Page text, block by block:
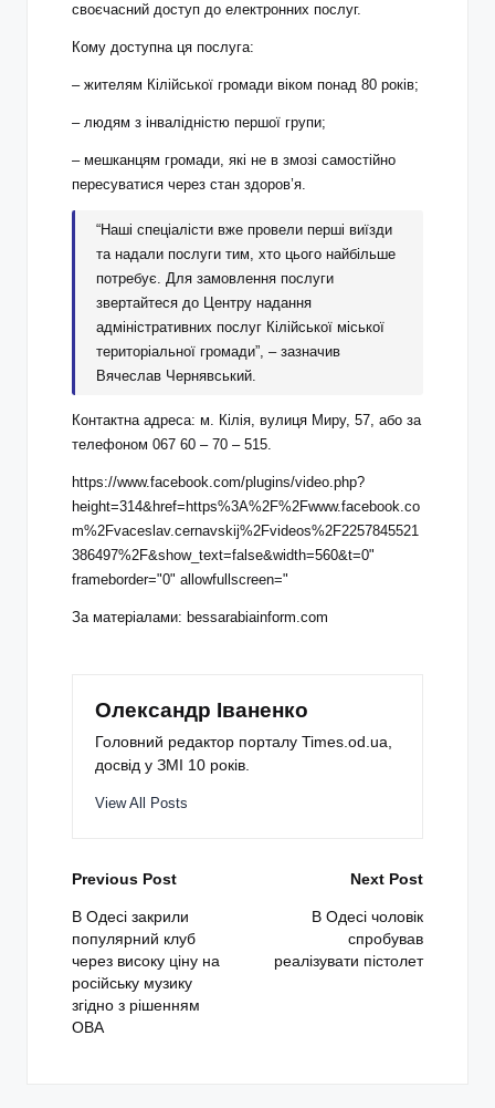
своєчасний доступ до електронних послуг.
Кому доступна ця послуга:
– жителям Кілійської громади віком понад 80 років;
– людям з інвалідністю першої групи;
– мешканцям громади, які не в змозі самостійно
пересуватися через стан здоров’я.
“Наші спеціалісти вже провели перші виїзди
та надали послуги тим, хто цього найбільше
потребує. Для замовлення послуги
звертайтеся до Центру надання
адміністративних послуг Кілійської міської
територіальної громади”, – зазначив
Вячеслав Чернявський.
Контактна адреса: м. Кілія, вулиця Миру, 57, або за
телефоном 067 60 – 70 – 515.
https://www.facebook.com/plugins/video.php?
height=314&href=https%3A%2F%2Fwww.facebook.co
m%2Fvaceslav.cernavskij%2Fvideos%2F2257845521
386497%2F&show_text=false&width=560&t=0"
frameborder="0" allowfullscreen="
За матеріалами: bessarabiainform.com
Олександр Іваненко
Головний редактор порталу Times.od.ua,
досвід у ЗМІ 10 років.
View All Posts
Post
navigation
Previous Post
В Одесі закрили
популярний клуб
через високу ціну на
російську музику
згідно з рішенням
ОВА
Next Post
В Одесі чоловік
спробував
реалізувати пістолет